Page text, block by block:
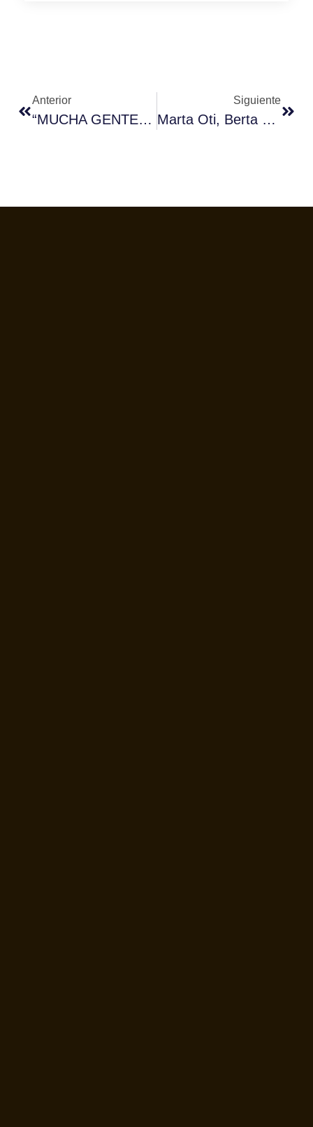
Anterior
“MUCHA GENTE QUE UTILIZA LA AEROPRESS DESCONOCE EL POTENCIAL DE ESTA CAFETERA”
Siguiente
Marta Oti, Berta Picazo Y Jaume Reus, Ganadores Del V Concurso El Sommelier Del Café